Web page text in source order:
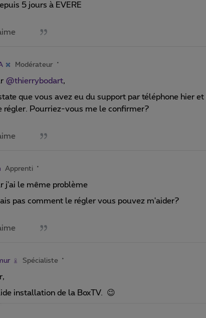
5 jours à EVERE
Modérateur
@thierrybodart,
que vous avez eu du support par téléphone hier
régler. Pourriez-vous me le confirmer?
Apprenti
j'ai le même problème
pas comment le régler vous pouvez m'aider?
Spécialiste
installation de la BoxTV. 😉